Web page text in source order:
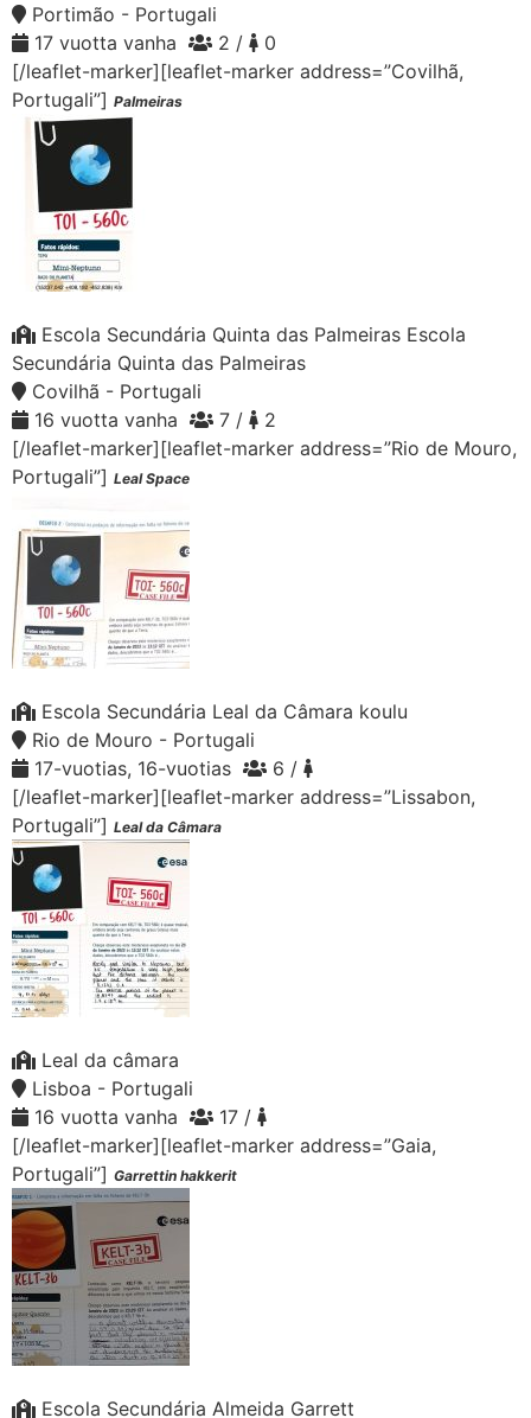
Portimão - Portugali
17 vuotta vanha
2 /
0
[/leaflet-marker][leaflet-marker address=”Covilhã,
Portugali”] Palmeiras
Escola Secundária Quinta das Palmeiras Escola
Secundária Quinta das Palmeiras
Covilhã - Portugali
16 vuotta vanha
7 /
2
[/leaflet-marker][leaflet-marker address=”Rio de Mouro,
Portugali”] Leal Space
Escola Secundária Leal da Câmara koulu
Rio de Mouro - Portugali
17-vuotias, 16-vuotias
6 /
[/leaflet-marker][leaflet-marker address=”Lissabon,
Portugali”] Leal da Câmara
Leal da câmara
Lisboa - Portugali
16 vuotta vanha
17 /
[/leaflet-marker][leaflet-marker address=”Gaia,
Portugali”] Garrettin hakkerit
Escola Secundária Almeida Garrett